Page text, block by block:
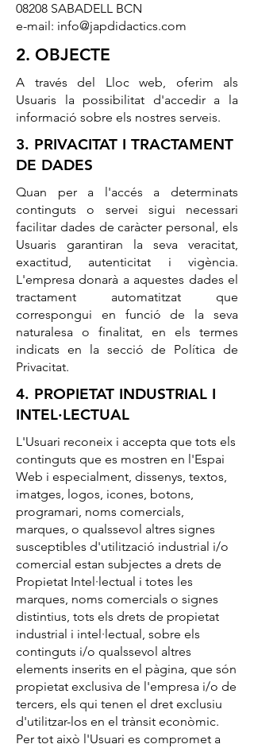
08208 SABADELL BCN
e-mail: info@japdidactics.com
2. OBJECTE
A través del Lloc web, oferim als
Usuaris la possibilitat d'accedir a la
informació sobre els nostres serveis.
3. PRIVACITAT I TRACTAMENT
DE DADES
Quan per a l'accés a determinats
continguts o servei sigui necessari
facilitar dades de caràcter personal, els
Usuaris garantiran la seva veracitat,
exactitud, autenticitat i vigència.
L'empresa donarà a aquestes dades el
tractament automatitzat que
correspongui en funció de la seva
naturalesa o finalitat, en els termes
indicats en la secció de Política de
Privacitat.
4. PROPIETAT INDUSTRIAL I
INTEL·LECTUAL
L'Usuari reconeix i accepta que tots els
continguts que es mostren en l'Espai
Web i especialment, dissenys, textos,
imatges, logos, icones, botons,
programari, noms comercials,
marques, o qualssevol altres signes
susceptibles d'utilització industrial i/o
comercial estan subjectes a drets de
Propietat Intel·lectual i totes les
marques, noms comercials o signes
distintius, tots els drets de propietat
industrial i intel·lectual, sobre els
continguts i/o qualssevol altres
elements inserits en el pàgina, que són
propietat exclusiva de l'empresa i/o de
tercers, els qui tenen el dret exclusiu
d'utilitzar-los en el trànsit econòmic.
Per tot això l'Usuari es compromet a